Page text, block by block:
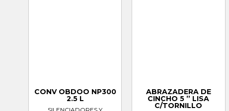
CONV OBDOO NP300
2.5 L
ABRAZADERA DE
CINCHO 5 ” LISA
C/TORNILLO